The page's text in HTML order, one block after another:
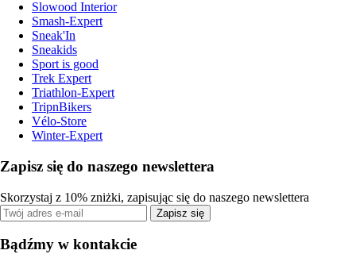
Slowood Interior
Smash-Expert
Sneak'In
Sneakids
Sport is good
Trek Expert
Triathlon-Expert
TripnBikers
Vélo-Store
Winter-Expert
Zapisz się do naszego newslettera
Skorzystaj z 10% zniżki, zapisując się do naszego newslettera
Zapisz się
Bądźmy w kontakcie